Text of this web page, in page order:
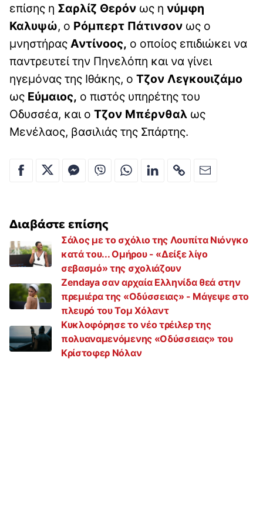
επίσης η Σαρλίζ Θερόν ως η νύμφη
Καλυψώ, ο Ρόμπερτ Πάτινσον ως ο
μνηστήρας Αντίνοος, ο οποίος επιδιώκει να
παντρευτεί την Πηνελόπη και να γίνει
ηγεμόνας της Ιθάκης, ο Τζον Λεγκουιζάμο
ως Εύμαιος, ο πιστός υπηρέτης του
Οδυσσέα, και ο Τζον Μπέρνθαλ ως
Μενέλαος, βασιλιάς της Σπάρτης.
Διαβάστε επίσης
Σάλος με το σχόλιο της Λουπίτα Νιόνγκο
κατά του... Ομήρου - «Δείξε λίγο
σεβασμό» της σχολιάζουν
Zendaya σαν αρχαία Ελληνίδα θεά στην
πρεμιέρα της «Οδύσσειας» - Μάγεψε στο
πλευρό του Τομ Χόλαντ
Κυκλοφόρησε το νέο τρέιλερ της
πολυαναμενόμενης «Οδύσσειας» του
Κρίστοφερ Νόλαν